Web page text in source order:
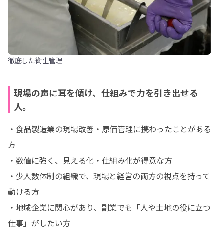
徹底した衛生管理
現場の声に耳を傾け、仕組みで力を引き出せる
人。
・食品製造業の現場改善・原価管理に携わったことがある
方
・数値に強く、見える化・仕組み化が得意な方
・少人数体制の組織で、現場と経営の両方の視点を持って
動ける方
・地域企業に関心があり、副業でも「人や土地の役に立つ
仕事」がしたい方